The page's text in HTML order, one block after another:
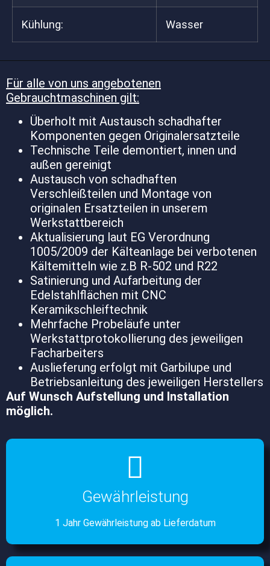
Kühlung: Wasser
Für alle von uns angebotenen
Gebrauchtmaschinen gilt:
Überholt mit Austausch schadhafter
Komponenten gegen Originalersatzteile
Technische Teile demontiert, innen und
außen gereinigt
Austausch von schadhaften
Verschleißteilen und Montage von
originalen Ersatzteilen in unserem
Werkstattbereich
Aktualisierung laut EG Verordnung
1005/2009 der Kälteanlage bei verbotenen
Kältemitteln wie z.B R-502 und R22
Satinierung und Aufarbeitung der
Edelstahlflächen mit CNC
Keramikschleiftechnik
Mehrfache Probeläufe unter
Werkstattprotokollierung des jeweiligen
Facharbeiters
Auslieferung erfolgt mit Garbilupe und
Betriebsanleitung des jeweiligen Herstellers
Auf Wunsch Aufstellung und Installation
möglich.
Gewährleistung
1 Jahr Gewährleistung ab Lieferdatum